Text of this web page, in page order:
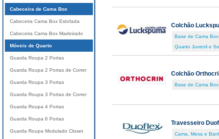
Colchão
Base de Cama Box
Quarto Juvenil e
Colchão
Base de Cama Box
Travesseiro
Cama, Mesa e
Cabeceira de Cama Box
Cabeceira Cama Box Estofada
Cabeceira Cama Box Madeirado
Móveis de Quarto
Guarda Roupa 2 Portas
Guarda Roupa 2 Portas de Correr
Guarda Roupa 3 Portas
Guarda Roupa 3 Portas de Correr
Guarda Roupa 4 Portas
Guarda Roupa 6 Portas
Guarda Roupa Modulado Closet